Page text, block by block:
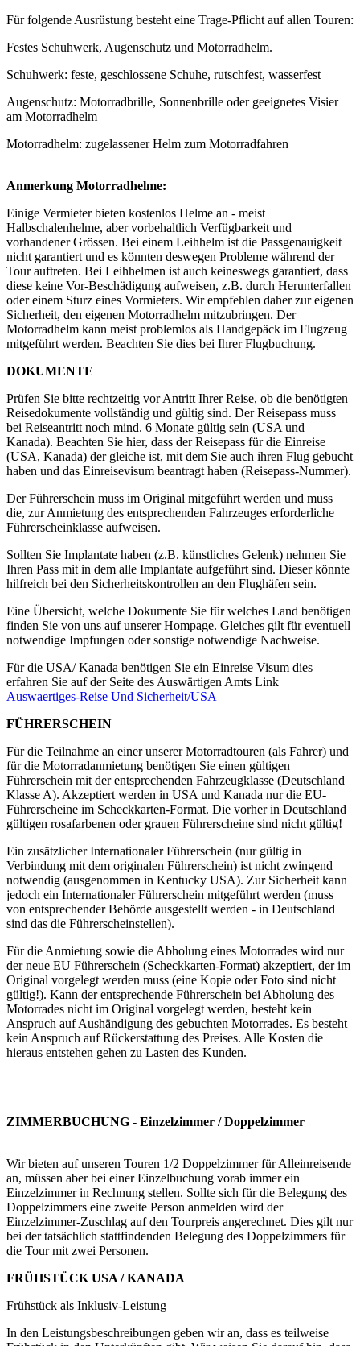
Für folgende Ausrüstung besteht eine Trage-Pflicht auf allen Touren:
Festes Schuhwerk, Augenschutz und Motorradhelm.
Schuhwerk: feste, geschlossene Schuhe, rutschfest, wasserfest
Augenschutz: Motorradbrille, Sonnenbrille oder geeignetes Visier
am Motorradhelm
Motorradhelm: zugelassener Helm zum Motorradfahren
Anmerkung Motorradhelme:
Einige Vermieter bieten kostenlos Helme an - meist
Halbschalenhelme, aber vorbehaltlich Verfügbarkeit und
vorhandener Grössen. Bei einem Leihhelm ist die Passgenauigkeit
nicht garantiert und es könnten deswegen Probleme während der
Tour auftreten. Bei Leihhelmen ist auch keineswegs garantiert, dass
diese keine Vor-Beschädigung aufweisen, z.B. durch Herunterfallen
oder einem Sturz eines Vormieters. Wir empfehlen daher zur eigenen
Sicherheit, den eigenen Motorradhelm mitzubringen. Der
Motorradhelm kann meist problemlos als Handgepäck im Flugzeug
mitgeführt werden. Beachten Sie dies bei Ihrer Flugbuchung.
DOKUMENTE
Prüfen Sie bitte rechtzeitig vor Antritt Ihrer Reise, ob die benötigten
Reisedokumente vollständig und gültig sind. Der Reisepass muss
bei Reiseantritt noch mind. 6 Monate gültig sein (USA und
Kanada). Beachten Sie hier, dass der Reisepass für die Einreise
(USA, Kanada) der gleiche ist, mit dem Sie auch ihren Flug gebucht
haben und das Einreisevisum beantragt haben (Reisepass-Nummer).
Der Führerschein muss im Original mitgeführt werden und muss
die, zur Anmietung des entsprechenden Fahrzeuges erforderliche
Führerscheinklasse aufweisen.
Sollten Sie Implantate haben (z.B. künstliches Gelenk) nehmen Sie
Ihren Pass mit in dem alle Implantate aufgeführt sind. Dieser könnte
hilfreich bei den Sicherheitskontrollen an den Flughäfen sein.
Eine Übersicht, welche Dokumente Sie für welches Land benötigen
finden Sie von uns auf unserer Hompage. Gleiches gilt für eventuell
notwendige Impfungen oder sonstige notwendige Nachweise.
Für die USA/ Kanada benötigen Sie ein Einreise Visum dies
erfahren Sie auf der Seite des Auswärtigen Amts Link
Auswaertiges-Reise Und Sicherheit/USA
FÜHRERSCHEIN
Für die Teilnahme an einer unserer Motorradtouren (als Fahrer) und
für die Motorradanmietung benötigen Sie einen gültigen
Führerschein mit der entsprechenden Fahrzeugklasse (Deutschland
Klasse A). Akzeptiert werden in USA und Kanada nur die EU-
Führerscheine im Scheckkarten-Format. Die vorher in Deutschland
gültigen rosafarbenen oder grauen Führerscheine sind nicht gültig!
Ein zusätzlicher Internationaler Führerschein (nur gültig in
Verbindung mit dem originalen Führerschein) ist nicht zwingend
notwendig (ausgenommen in Kentucky USA). Zur Sicherheit kann
jedoch ein Internationaler Führerschein mitgeführt werden (muss
von entsprechender Behörde ausgestellt werden - in Deutschland
sind das die Führerscheinstellen).
Für die Anmietung sowie die Abholung eines Motorrades wird nur
der neue EU Führerschein (Scheckkarten-Format) akzeptiert, der im
Original vorgelegt werden muss (eine Kopie oder Foto sind nicht
gültig!). Kann der entsprechende Führerschein bei Abholung des
Motorrades nicht im Original vorgelegt werden, besteht kein
Anspruch auf Aushändigung des gebuchten Motorrades. Es besteht
kein Anspruch auf Rückerstattung des Preises. Alle Kosten die
hieraus entstehen gehen zu Lasten des Kunden.
ZIMMERBUCHUNG - Einzelzimmer / Doppelzimmer
Wir bieten auf unseren Touren 1/2 Doppelzimmer für Alleinreisende
an, müssen aber bei einer Einzelbuchung vorab immer ein
Einzelzimmer in Rechnung stellen. Sollte sich für die Belegung des
Doppelzimmers eine zweite Person anmelden wird der
Einzelzimmer-Zuschlag auf den Tourpreis angerechnet. Dies gilt nur
bei der tatsächlich stattfindenden Belegung des Doppelzimmers für
die Tour mit zwei Personen.
FRÜHSTÜCK USA / KANADA
Frühstück als Inklusiv-Leistung
In den Leistungsbeschreibungen geben wir an, dass es teilweise